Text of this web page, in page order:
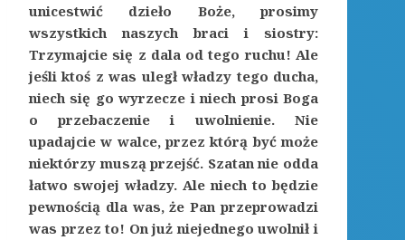
unicestwić dzieło Boże, prosimy
wszystkich naszych braci i siostry:
Trzymajcie się z dala od tego ruchu! Ale
jeśli ktoś z was uległ władzy tego ducha,
niech się go wyrzecze i niech prosi Boga
o przebaczenie i uwolnienie. Nie
upadajcie w walce, przez którą być może
niektórzy muszą przejść. Szatan nie odda
łatwo swojej władzy. Ale niech to będzie
pewnością dla was, że Pan przeprowadzi
was przez to! On już niejednego uwolnił i